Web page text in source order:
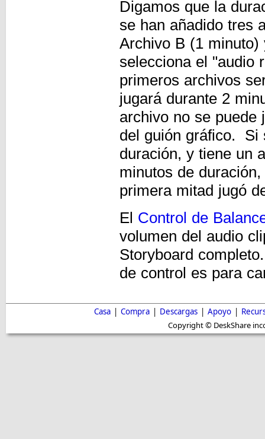
Digamos que la
se han añadido tres
Archivo B (1
selecciona el "audio
primeros archivos
jugará durante 2
archivo no se puede
del guión gráfico. Si
duración, y tiene un
minutos de
primera mitad jugó
El Control de
volumen del audio
Storyboard
de control es para
Casa | Compra | Descargas | Apoyo |
Copyright © DeskShare